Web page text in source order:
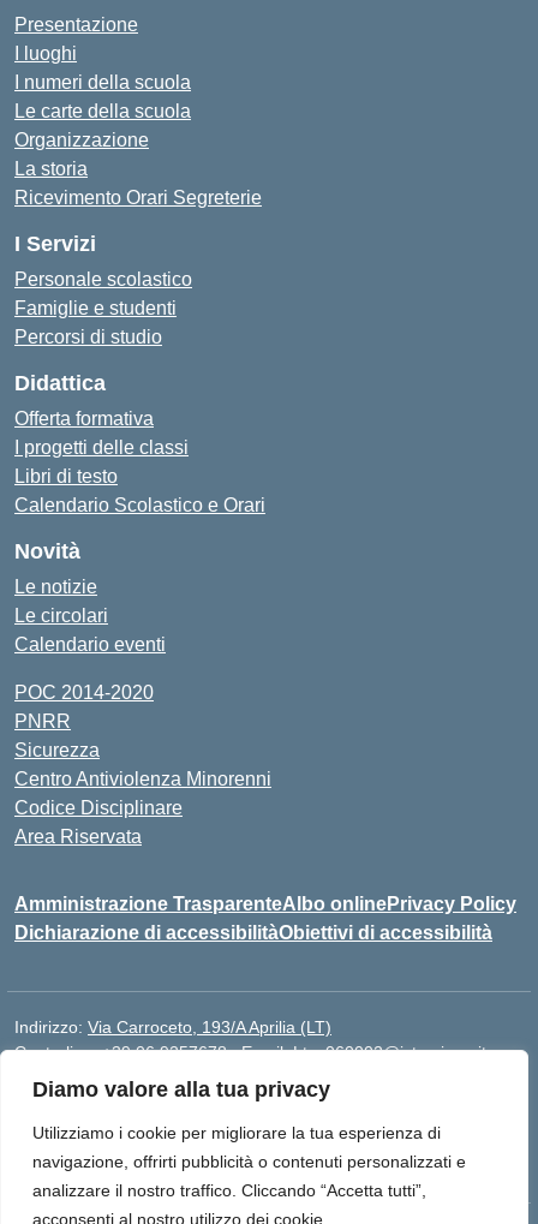
Diamo valore alla tua privacy
Utilizziamo i cookie per migliorare la tua esperienza di
navigazione, offrirti pubblicità o contenuti personalizzati e
analizzare il nostro traffico. Cliccando “Accetta tutti”,
acconsenti al nostro utilizzo dei cookie.
Presentazione
I luoghi
I numeri della scuola
Le carte della scuola
Organizzazione
La storia
Ricevimento Orari Segreterie
I Servizi
Personale scolastico
Famiglie e studenti
Percorsi di studio
Didattica
Offerta formativa
I progetti delle classi
Libri di testo
Calendario Scolastico e Orari
Novità
Le notizie
Le circolari
Calendario eventi
POC 2014-2020
PNRR
Sicurezza
Centro Antiviolenza Minorenni
Codice Disciplinare
Area Riservata
Amministrazione TrasparenteAlbo onlinePrivacy Policy
Dichiarazione di accessibilitàObiettivi di accessibilità
Indirizzo: Via Carroceto, 193/A Aprilia (LT)
Centralino:+39 06 9257678 Email:Ltps060002@istruzione.it
Posta elettronica certificata (PEC):Ltps060002@pec.istruzione.it
Codice meccanografico:
LTPS060002